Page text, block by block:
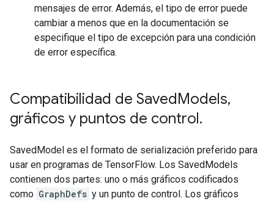
mensajes de error. Además, el tipo de error puede
cambiar a menos que en la documentación se
especifique el tipo de excepción para una condición
de error específica.
Compatibilidad de SavedModels,
gráficos y puntos de control.
SavedModel es el formato de serialización preferido para
usar en programas de TensorFlow. Los SavedModels
contienen dos partes: uno o más gráficos codificados
como GraphDefs y un punto de control. Los gráficos